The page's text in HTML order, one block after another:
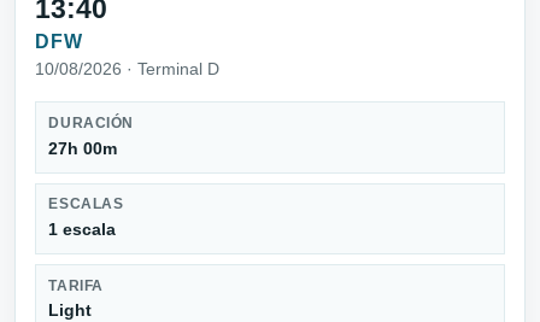
13:40
DFW
10/08/2026 · Terminal D
DURACIÓN
27h 00m
ESCALAS
1 escala
TARIFA
Light